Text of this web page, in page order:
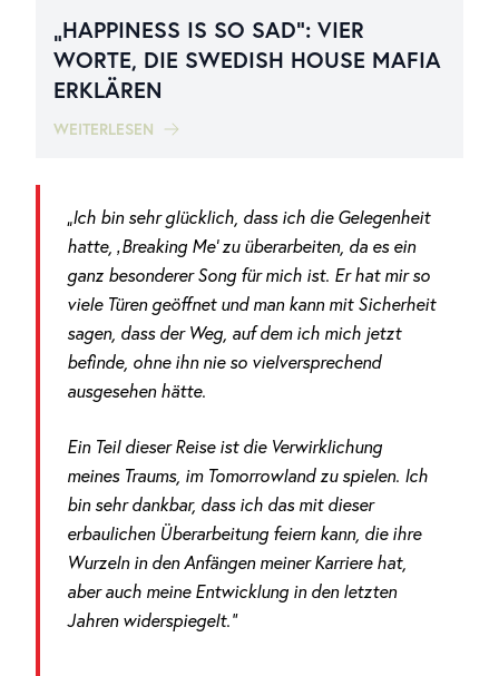
„HAPPINESS IS SO SAD“: VIER
WORTE, DIE SWEDISH HOUSE MAFIA
ERKLÄREN
WEITERLESEN
„Ich bin sehr glücklich, dass ich die Gelegenheit
hatte, ‚Breaking Me‘ zu überarbeiten, da es ein
ganz besonderer Song für mich ist. Er hat mir so
viele Türen geöffnet und man kann mit Sicherheit
sagen, dass der Weg, auf dem ich mich jetzt
befinde, ohne ihn nie so vielversprechend
ausgesehen hätte.
Ein Teil dieser Reise ist die Verwirklichung
meines Traums, im Tomorrowland zu spielen. Ich
bin sehr dankbar, dass ich das mit dieser
erbaulichen Überarbeitung feiern kann, die ihre
Wurzeln in den Anfängen meiner Karriere hat,
aber auch meine Entwicklung in den letzten
Jahren widerspiegelt.“